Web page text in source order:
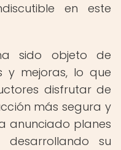
en este
sido objeto de
y mejoras, lo que
disfrutar de
más segura y
anunciado planes
desarrollando su